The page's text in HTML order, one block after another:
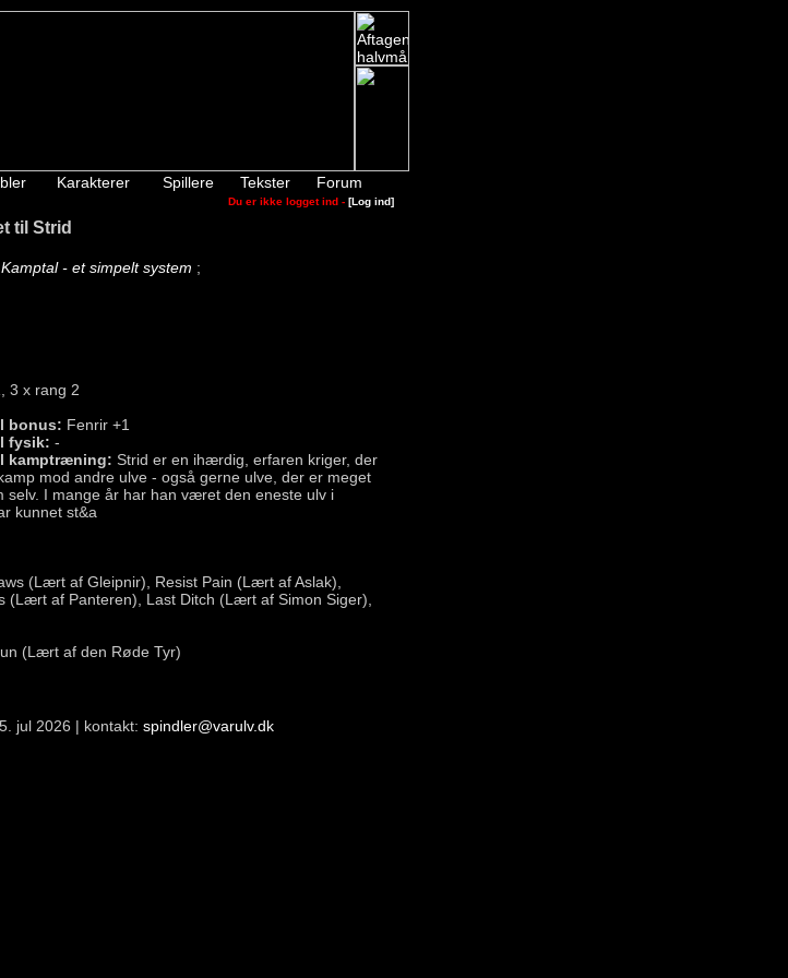
Karakterer Spillere Tekster Forum
Du er ikke logget ind - [Log ind]
til Strid
Kamptal - et simpelt system ;
3 x rang 2
bonus: Fenrir +1
fysik: -
kamptræning: Strid er en ihærdig, erfaren kriger, der
mod andre ulve - også gerne ulve, der er meget
selv. I mange år har han været den eneste ulv i
kunnet st&a
(Lært af Gleipnir), Resist Pain (Lært af Aslak),
(Lært af Panteren), Last Ditch (Lært af Simon Siger),
(Lært af den Røde Tyr)
2026 | kontakt: spindler@varulv.dk